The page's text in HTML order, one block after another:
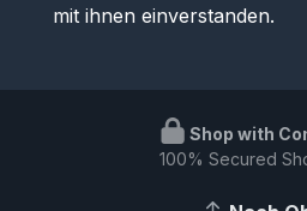
mit ihnen einverstanden.
Shop with
100% Secured